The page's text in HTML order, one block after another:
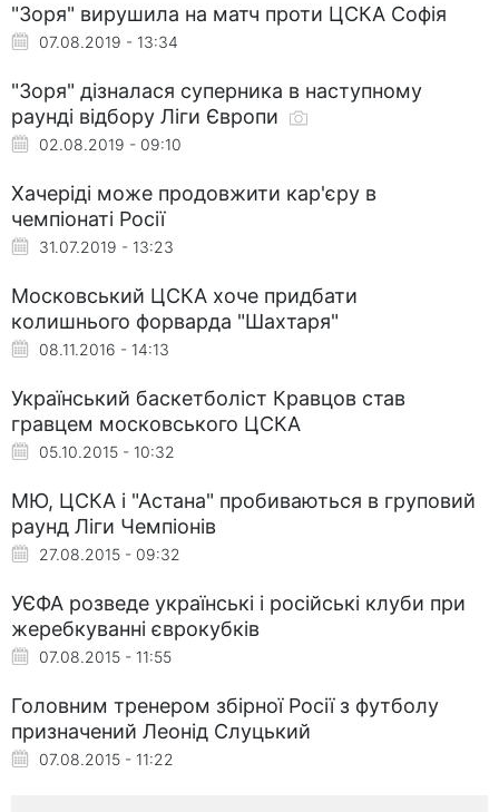
"Зоря" вирушила на матч проти ЦСКА Софія
07.08.2019 - 13:34
"Зоря" дізналася суперника в наступному
раунді відбору Ліги Європи
02.08.2019 - 09:10
Хачеріді може продовжити кар'єру в
чемпіонаті Росії
31.07.2019 - 13:23
Московський ЦСКА хоче придбати
колишнього форварда "Шахтаря"
08.11.2016 - 14:13
Український баскетболіст Кравцов став
гравцем московського ЦСКА
05.10.2015 - 10:32
МЮ, ЦСКА і "Астана" пробиваються в груповий
раунд Ліги Чемпіонів
27.08.2015 - 09:32
УЄФА розведе українські і російські клуби при
жеребкуванні єврокубків
07.08.2015 - 11:55
Головним тренером збірної Росії з футболу
призначений Леонід Слуцький
07.08.2015 - 11:22